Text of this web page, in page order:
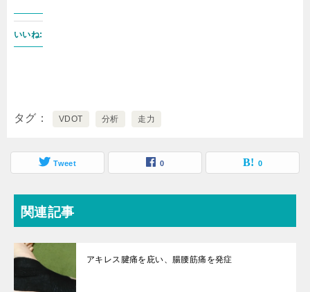
いいね:
タグ VDOT 分析 走力
Tweet 0 0
関連記事
アキレス腱痛を庇い、腸腰筋痛を発症